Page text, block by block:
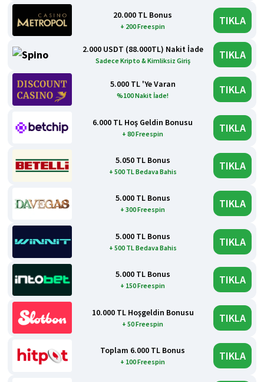
20.000 TL Bonus
+ 200 Freespin TIKLA
2.000 USDT (88.000TL) Nakit İade
Sadece Kripto & Kimliksiz Giriş TIKLA
5.000 TL 'Ye Varan
%100 Nakit İade! TIKLA
6.000 TL Hoş Geldin Bonusu
+ 80 Freespin TIKLA
5.050 TL Bonus
+ 500 TL Bedava Bahis TIKLA
5.000 TL Bonus
+ 300 Freespin TIKLA
5.000 TL Bonus
+ 500 TL Bedava Bahis TIKLA
5.000 TL Bonus
+ 150 Freespin TIKLA
10.000 TL Hoşgeldin Bonusu
+ 50 Freespin TIKLA
Toplam 6.000 TL Bonus
+ 100 Freespin TIKLA